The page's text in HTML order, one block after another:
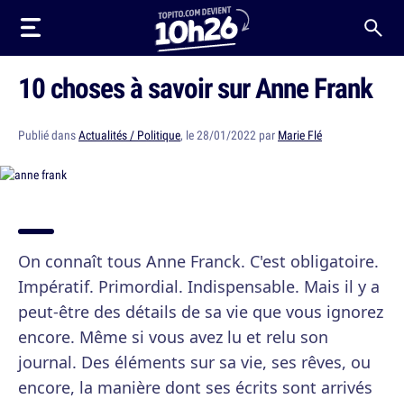
10 choses à savoir sur Anne Frank
Publié dansActualités / Politique, le 28/01/2022 par Marie Flé
On connaît tous Anne Franck. C'est obligatoire.
Impératif. Primordial. Indispensable. Mais il y a
peut-être des détails de sa vie que vous ignorez
encore. Même si vous avez lu et relu son
journal. Des éléments sur sa vie, ses rêves, ou
encore, la manière dont ses écrits sont arrivés